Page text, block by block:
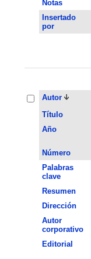
Notas
Insertado
por
Autor
Título
Año
Número
Palabras
clave
Resumen
Dirección
Autor
corporativo
Editorial